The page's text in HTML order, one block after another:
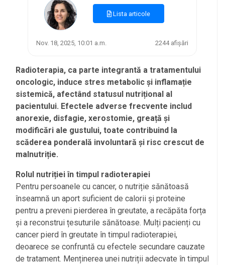
Lista articole
Nov. 18, 2025, 10:01 a.m. 2244 afișări
Radioterapia, ca parte integrantă a tratamentului
oncologic, induce stres metabolic și inflamație
sistemică, afectând statusul nutrițional al
pacientului. Efectele adverse frecvente includ
anorexie, disfagie, xerostomie, greață și
modificări ale gustului, toate contribuind la
scăderea ponderală involuntară și risc crescut de
malnutriție.
Rolul nutriției în timpul radioterapiei
Pentru persoanele cu cancer, o nutriție sănătoasă
înseamnă un aport suficient de calorii și proteine
pentru a preveni pierderea în greutate, a recăpăta forța
și a reconstrui țesuturile sănătoase. Mulți pacienți cu
cancer pierd în greutate în timpul radioterapiei,
deoarece se confruntă cu efectele secundare cauzate
de tratament. Menținerea unei nutriții adecvate în timpul